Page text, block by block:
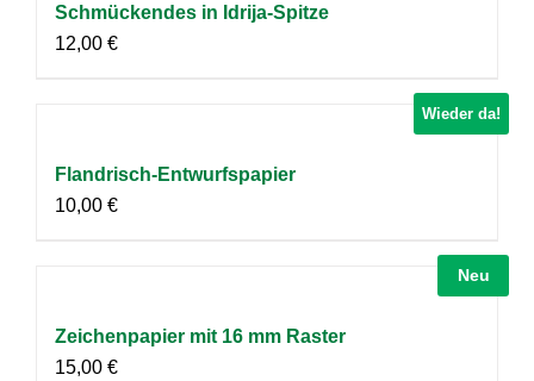
Schmückendes in Idrija-Spitze
12,00 €
Wieder da!
Flandrisch-Entwurfspapier
10,00 €
Neu
Zeichenpapier mit 16 mm Raster
15,00 €